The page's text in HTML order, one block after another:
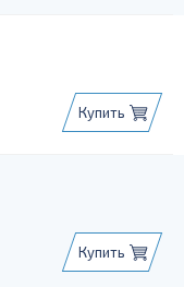
Купить
Купить